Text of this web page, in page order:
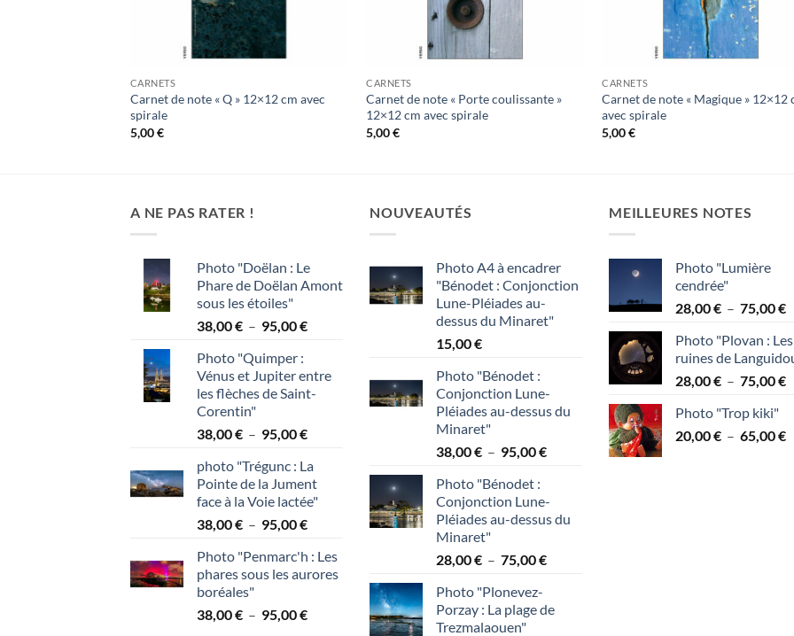
CARNETS
Carnet de note « Q » 12×12 cm avec
spirale
5,00€
CARNETS
Carnet de note « Porte coulissante »
12×12 cm avec spirale
5,00€
CARNETS
Carnet de note « Magique » 12×12
avec spirale
5,00€
A NE PAS RATER !
Photo "Doëlan : Le
Phare de Doëlan Amont
sous les étoiles"
38,00€ – 95,00€Plage
38,00 €
à
Photo "Quimper :
Vénus et Jupiter entre
les flèches de Saint-
Corentin"
38,00€ – 95,00€Plage
prix :
38,00 €
à
95,00 €
photo "Trégunc : La
Pointe de la Jument
face à la Voie lactée"
38,00€ – 95,00€Plage
prix :
38,00 €
95,00 €
Photo "Penmarc'h : Les
phares sous les aurores
boréales"
38,00€ – 95,00€Plage
NOUVEAUTÉS
Photo A4 à encadrer
"Bénodet : Conjonction
Lune-Pléiades au-
dessus du Minaret"
15,00€
Photo "Bénodet :
Conjonction Lune-
Pléiades au-dessus du
Minaret"
38,00€ – 95,00€Plage
38,00 €
à
Photo "Bénodet :
Conjonction Lune-
Pléiades au-dessus du
Minaret"
28,00€ – 75,00€Plage
28,00 €
Photo "Plonevez-
Porzay : La plage de
Trezmalaouen"
MEILLEURES NOTES
Photo "Lumière
cendrée"
28,00€ – 75,00€
à
Photo "Plovan : Les
ruines de
28,00€ – 75,00€
Photo "Trop kiki"
20,00€ – 65,00€